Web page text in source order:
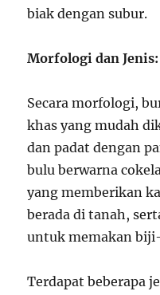
biak dengan subur.
Morfologi dan Jenis:
Secara morfologi,
khas yang mudah
dan padat dengan
bulu berwarna
yang memberikan
berada di tanah,
untuk memakan
Terdapat beberapa